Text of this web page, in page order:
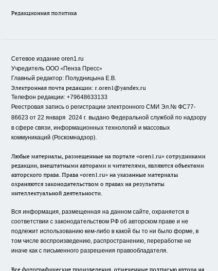
Редакционная политика
Сетевое издание oren1.ru
Учредитель ООО «Пенза Пресс»
Главный редактор: Полудницына Е.В.
Электронная почта редакции: r.oren1@yandex.ru
Телефон редакции: +79648633133
Реестровая запись о регистрации электронного СМИ Эл.№ ФС77-
86623 от 22 января 2024 г. выдано Федеральной службой по надзору
в сфере связи, информационных технологий и массовых
коммуникаций (Роскомнадзор).
Любые материалы, размещенные на портале «oren1.ru» сотрудниками
редакции, внештатными авторами и читателями, являются объектами
авторского права. Права «oren1.ru» на указанные материалы
охраняются законодательством о правах на результаты
интеллектуальной деятельности.
Вся информация, размещенная на данном сайте, охраняется в
соответствии с законодательством РФ об авторском праве и не
подлежит использованию кем-либо в какой бы то ни было форме, в
том числе воспроизведению, распространению, переработке не
иначе как с письменного разрешения правообладателя.
Все фотографические произведения, отмеченные подписью автора на